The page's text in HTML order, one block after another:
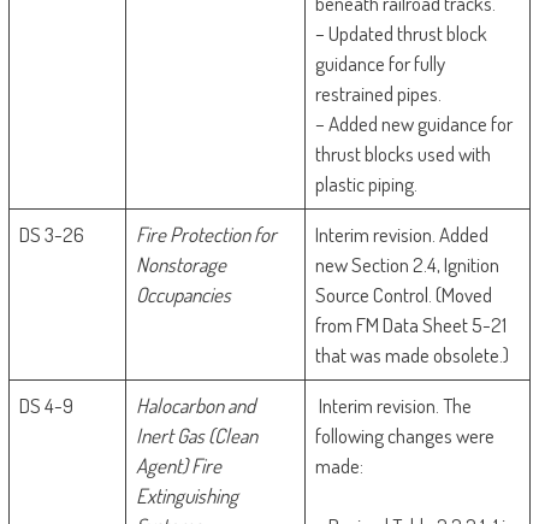
– Updated thrust block
guidance for fully
restrained pipes.
– Added new guidance for
thrust blocks used with
plastic piping.
DS 3-26
Fire Protection for
Nonstorage
Occupancies
Interim revision. Added
new Section 2.4, Ignition
Source Control. (Moved
from FM Data Sheet 5-21
that was made obsolete.)
DS 4-9
Halocarbon and
Inert Gas (Clean
Agent) Fire
Extinguishing
Interim revision. The
following changes were
made: